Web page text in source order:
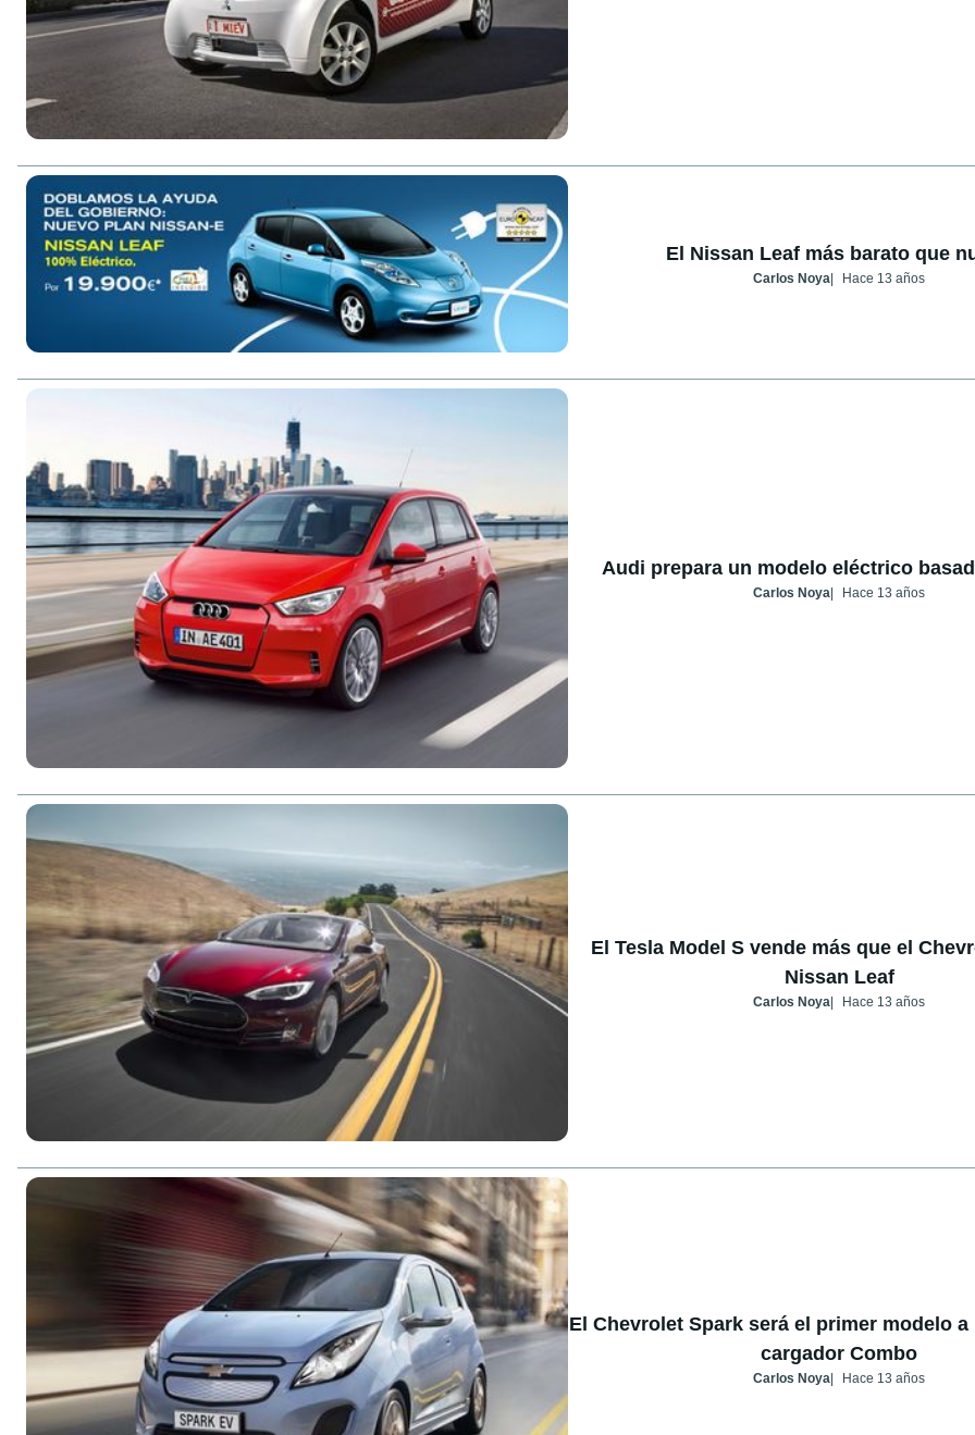
El Nissan Leaf más barato que
Carlos Noya Hace 13 años
Audi prepara un modelo eléctrico
Carlos Noya Hace 13 años
El Tesla Model S vende más que el
Nissan Leaf
Carlos Noya Hace 13 años
El Chevrolet Spark será el primer modelo
cargador Combo
Carlos Noya Hace 13 años